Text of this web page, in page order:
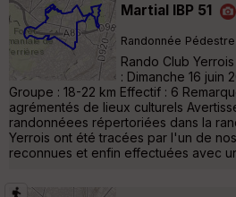
Martial IBP 51
Randonnée Pédestre
Rando Club
: Dimanche 16 juin
Groupe : 18-22 km Effectif : 6
agrémentés de lieux culturels
randonnéees répertoriées dans la
Yerrois ont été tracées par l'un de
reconnues et enfin effectuées avec